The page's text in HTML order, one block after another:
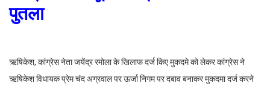
पुतला
ऋषिकेश, कांग्रेस नेता जयेंद्र रमोला के खिलाफ दर्ज किए मुकदमे को लेकर कांग्रेस ने
ऋषिकेश विधायक प्रेम चंद अग्रवाल पर ऊर्जा निगम पर दबाव बनाकर मुकदमा दर्ज करने